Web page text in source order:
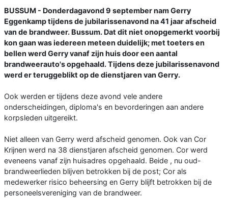
BUSSUM - Donderdagavond 9 september nam Gerry
Eggenkamp tijdens de jubilarissenavond na 41 jaar afscheid
van de brandweer. Bussum. Dat dit niet onopgemerkt voorbij
kon gaan was iedereen meteen duidelijk; met toeters en
bellen werd Gerry vanaf zijn huis door een aantal
brandweerauto's opgehaald. Tijdens deze jubilarissenavond
werd er teruggeblikt op de dienstjaren van Gerry.
Ook werden er tijdens deze avond vele andere
onderscheidingen, diploma's en bevorderingen aan andere
korpsleden uitgereikt.
Niet alleen van Gerry werd afscheid genomen. Ook van Cor
Krijnen werd na 38 dienstjaren afscheid genomen. Cor werd
eveneens vanaf zijn huisadres opgehaald. Beide , nu oud-
brandweerlieden blijven betrokken bij de post; Cor als
medewerker risico beheersing en Gerry blijft betrokken bij de
personeelsvereniging van de brandweer.